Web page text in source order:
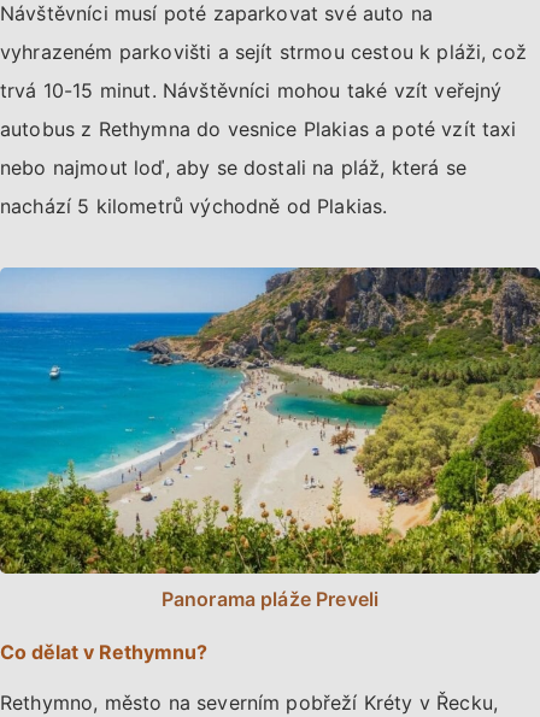
Návštěvníci musí poté zaparkovat své auto na
vyhrazeném parkovišti a sejít strmou cestou k pláži, což
trvá 10-15 minut. Návštěvníci mohou také vzít veřejný
autobus z Rethymna do vesnice Plakias a poté vzít taxi
nebo najmout loď, aby se dostali na pláž, která se
nachází 5 kilometrů východně od Plakias.
Panorama pláže Preveli
Co dělat v Rethymnu?
Rethymno, město na severním pobřeží Kréty v Řecku,